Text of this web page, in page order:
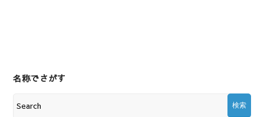
名称でさがす